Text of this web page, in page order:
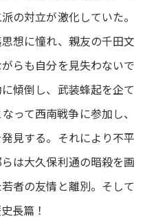
の対立が激化していた。
想に憧れ、親友の千田文
らも自分を見失わないで
傾倒し、武装蜂起を企て
って西南戦争に参加し、
見する。それにより不平
は大久保利通の暗殺を画
若者の友情と離別。そして
長篇！